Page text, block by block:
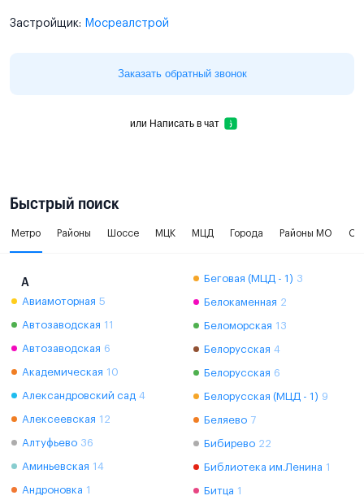
Застройщик: Мосреалстрой
Заказать обратный звонок
или Написать в чат
Быстрый поиск
Метро Районы Шоссе МЦК МЦД Города Районы МО
А
Авиамоторная 5
Автозаводская 11
Автозаводская 6
Академическая 10
Александровский сад 4
Алексеевская 12
Алтуфьево 36
Аминьевская 14
Андроновка 1
Беговая (МЦД - 1) 3
Белокаменная 2
Беломорская 13
Белорусская 4
Белорусская 6
Белорусская (МЦД - 1) 9
Беляево 7
Бибирево 22
Библиотека им.Ленина 1
Битца 1